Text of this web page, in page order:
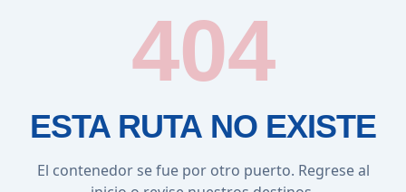
404
ESTA RUTA NO EXISTE
El contenedor se fue por otro puerto. Regrese al